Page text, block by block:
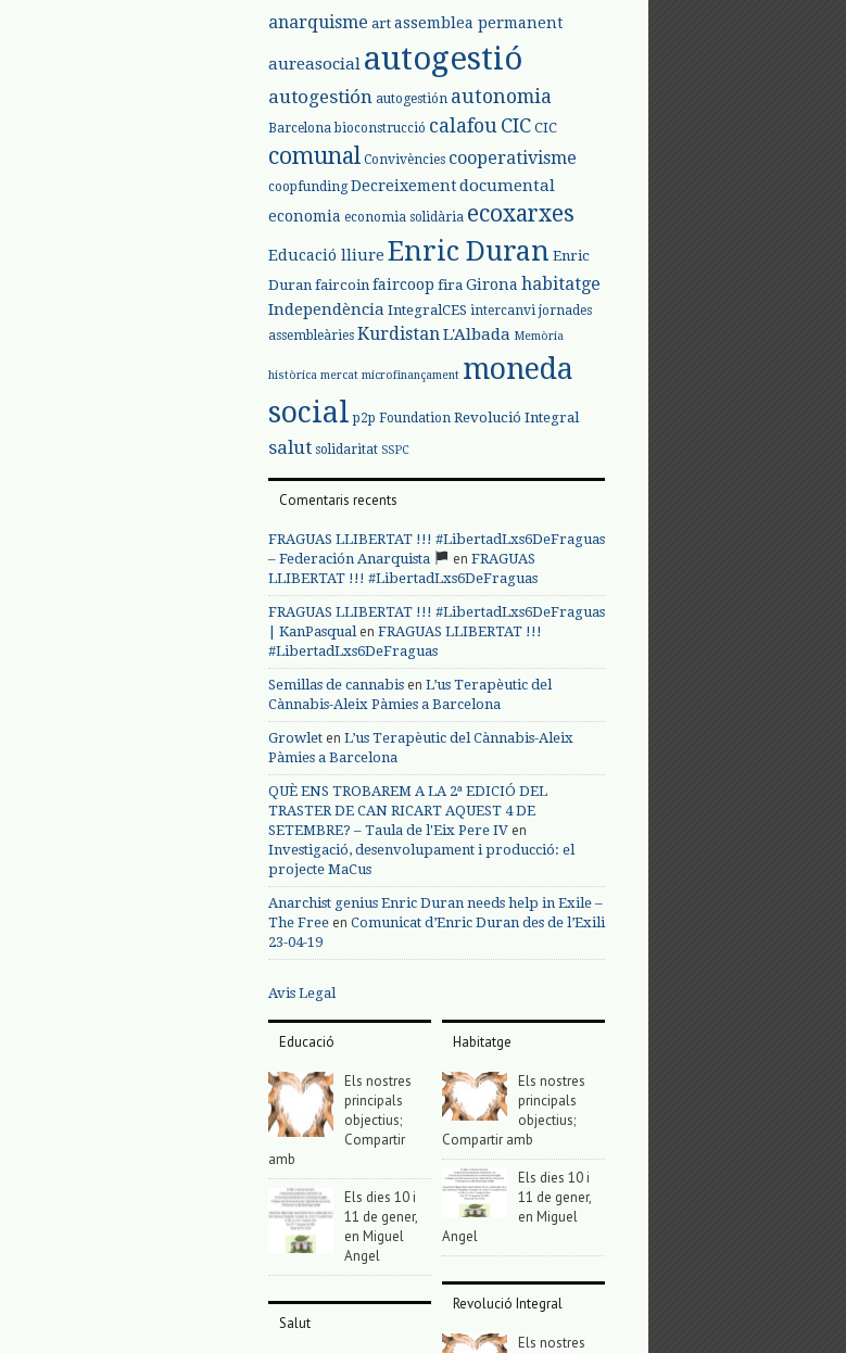
anarquisme art assemblea permanent
aureasocial autogestió
autogestión autogestión autonomia
Barcelona bioconstrucció calafou CIC CIC
comunal Convivències cooperativisme
coopfunding Decreixementdocumental
economia economia solidària ecoxarxes
Educació lliure Enric Duran Enric
Duran faircoin faircoop fira Girona habitatge
Independència IntegralCES intercanvi jornades
assembleàries Kurdistan L'Albada Memòria
històrica mercat microfinançament moneda
social p2p Foundation Revolució Integral
salut solidaritat SSPC
Comentaris recents
FRAGUAS LLIBERTAT !!! #LibertadLxs6DeFraguas
– Federación Anarquista
en FRAGUAS
LLIBERTAT !!! #LibertadLxs6DeFraguas
FRAGUAS LLIBERTAT !!! #LibertadLxs6DeFraguas
| KanPasqualen FRAGUAS LLIBERTAT !!!
#LibertadLxs6DeFraguas
Semillas de cannabis en L’us Terapèutic del
Cànnabis-Aleix Pàmies a Barcelona
Growlet en L’us Terapèutic del Cànnabis-Aleix
Pàmies a Barcelona
QUÈ ENS TROBAREM A LA 2ª EDICIÓ DEL
TRASTER DE CAN RICART AQUEST 4 DE
SETEMBRE? – Taula de l'Eix Pere IV en
Investigació, desenvolupament i producció: el
projecte MaCus
Anarchist genius Enric Duran needs help in Exile –
The Free en Comunicat d’Enric Duran des de l’Exili
23-04-19
Avis Legal
Educació
Els nostres
principals
objectius;
Compartir
amb
Els dies 10 i
11 de gener,
en Miguel
Angel
Salut
Habitatge
Els nostres
principals
objectius;
Compartir amb
Els dies 10 i
11 de gener,
en Miguel
Angel
Revolució Integral
Els nostres